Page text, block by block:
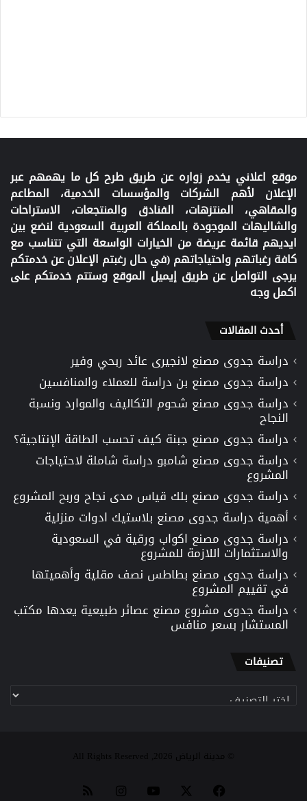
موقع اعلاني يخدم زواره عن طريق طرح كل ما يهمهم عبر
الإعلان لأهم الشركات والمؤسسات الخدمية، المطاعم
والمقاهي، المنتزهات، الفنادق والمنتجعات، الاستراحات
والشاليهات الموجودة بالمملكة العربية السعودية لنضع بين
ايديهم قائمة عريضة من الخيارات الواسعة التي تتناسب مع
كافة رغباتهم واحتياجاتهم (في حال رغبتم الإعلان عن خدمتكم
يرجى التواصل عن طريق إيميل الموقع وستتم خدمتكم على
اكمل وجه
أحدث المقالات
دراسة جدوى مصنع لانجيرى عائد ربحي وفير
دراسة جدوى مصنع بن دراسة للعملاء والمنافسين
دراسة جدوى مصنع شحوم التكاليف والموارد ونسبة
النجاح
دراسة جدوى مصنع جبنة كيف تحسب الطاقة الإنتاجية؟
دراسة جدوى مصنع شامبو دراسة شاملة لاحتياجات
المشروع
دراسة جدوى مصنع بلك قياس مدى نجاح وربح المشروع
أهمية دراسة جدوى مصنع بلاستيك ادوات منزلية
دراسة جدوى مصنع اكواب ورقية في السعودية
والاستثمارات اللازمة للمشروع
دراسة جدوى مصنع بطاطس نصف مقلية وأهميتها
في تقييم المشروع
دراسة جدوى مشروع مصنع عصائر طبيعية يعدها مكتب
المستشار بسعر منافس
تصنيفات
تصنيفات
© مدينة الرياض 2026, All Rights Reserved
فيسبوك ‫YouTube انستقرام